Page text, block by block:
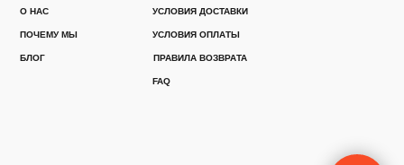
О НАС
ПОЧЕМУ МЫ
БЛОГ
УСЛОВИЯ ДОСТАВКИ
УСЛОВИЯ ОПЛАТЫ
FAQ
ПРАВИЛА ВОЗВРАТА